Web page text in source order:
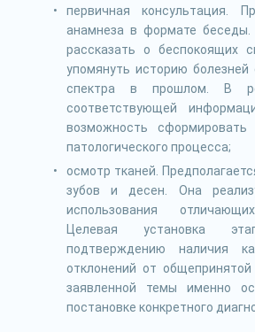
первичная консультация.
анамнеза в формате
рассказать о беспокоящих
упомянуть историю болезней
спектра в прошлом. В
соответствующей
возможность сформировать
патологического процесса;
осмотр тканей.
зубов и десен. Она
использования
Целевая установка
подтверждению наличия
отклонений от
заявленной темы именно
постановке конкретного